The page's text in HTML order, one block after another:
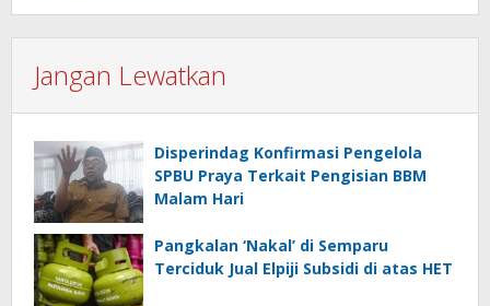
Jangan Lewatkan
Disperindag Konfirmasi Pengelola
SPBU Praya Terkait Pengisian BBM
Malam Hari
Pangkalan ‘Nakal’ di Semparu
Terciduk Jual Elpiji Subsidi di atas HET